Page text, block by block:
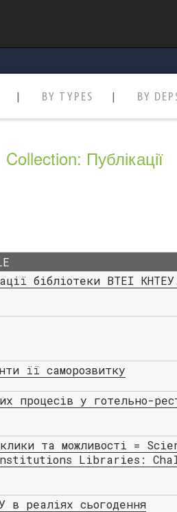
BY TYPES BY
Collection: Публікації
бібліотеки ВТЕІ
її саморозвитку
процесів у готельно-
та можливості =
Libraries:
в реаліях сьогодення